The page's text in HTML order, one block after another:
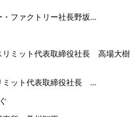
ファクトリー社長野坂...
ミット代表取締役社長 ...